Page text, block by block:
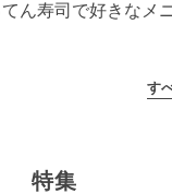
ん寿司で好きなメ
す
特集